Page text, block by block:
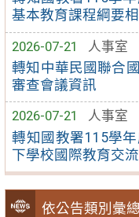
基本教育課程綱要
2026-07-21
人事室
轉知中華民國聯合
審查會議資訊
2026-07-21
人事室
轉知國教署115學
下學校國際教育交
依公告類別彙總